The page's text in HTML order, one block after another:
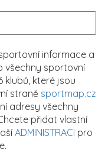
informace a
všechny sportovní
klubů, které jsou
straně sportmap.cz
adresy všechny
přidat vlastní
ADMINISTRACI pro